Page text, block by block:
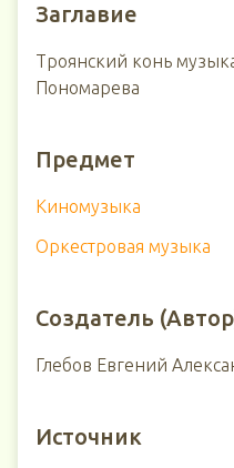
Заглавие
Троянский конь
Пономарева
Предмет
Киномузыка
Оркестровая музыка
Создатель
Глебов Евгений
Источник